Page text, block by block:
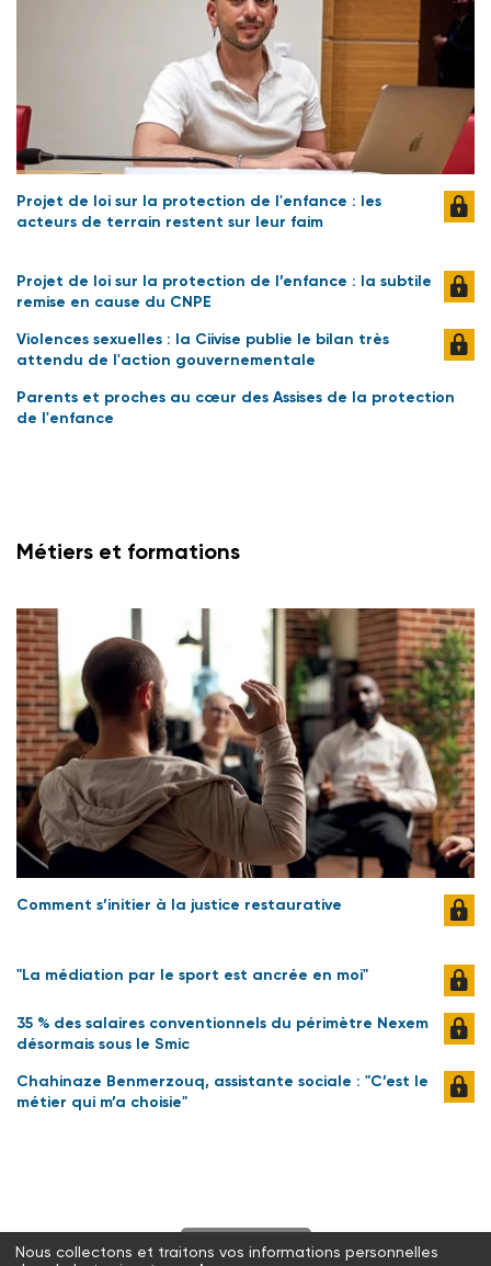
Projet de loi sur la protection de l'enfance : les
acteurs de terrain restent sur leur faim
Projet de loi sur la protection de l’enfance : la subtile
remise en cause du CNPE
Violences sexuelles : la Ciivise publie le bilan très
attendu de l'action gouvernementale
Parents et proches au cœur des Assises de la protection
de l'enfance
Métiers et formations
Comment s’initier à la justice restaurative
"La médiation par le sport est ancrée en moi"
35 % des salaires conventionnels du périmètre Nexem
désormais sous le Smic
Chahinaze Benmerzouq, assistante sociale : "C’est le
métier qui m’a choisie"
S'abonner
Nous collectons et traitons vos informations personnelles